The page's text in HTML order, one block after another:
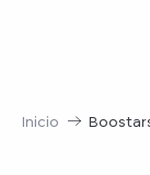
Inicio